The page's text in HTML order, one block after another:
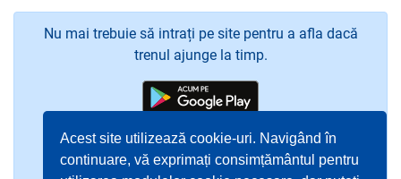
Acest site utilizează cookie-uri. Navigând în
continuare, vă exprimați consimțământul pentru
Nu mai trebuie să intrați pe site pentru a afla dacă
trenul ajunge la timp.